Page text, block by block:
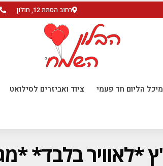
רחוב הסתת 12, חולון
מיכל הליום חד פעמי ציוד ואביזרים לסילואט